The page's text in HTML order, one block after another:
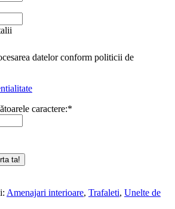
datelor conform politicii de
caractere:*
ta!
Amenajari interioare, Trafaleti, Unelte de